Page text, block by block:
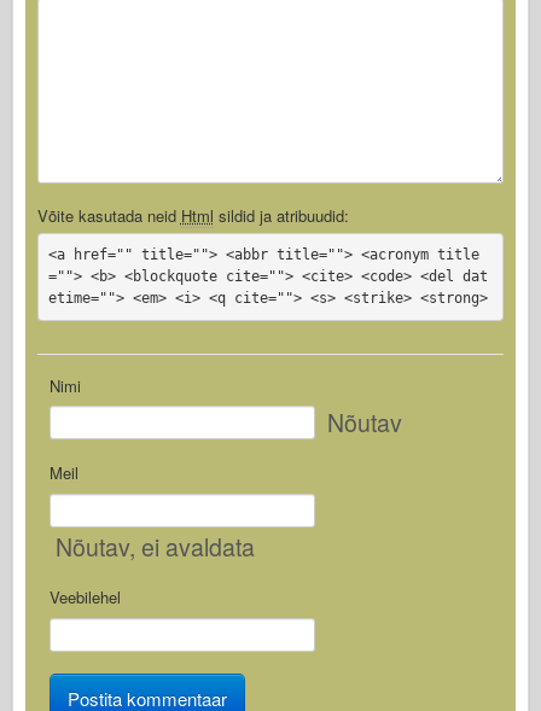
Võite kasutada neid Html sildid ja atribuudid:
<a href="" title=""> <abbr title=""> <acronym title
=""> <b> <blockquote cite=""> <cite> <code> <del dat
etime=""> <em> <i> <q cite=""> <s> <strike> <strong>
Nimi
Nõutav
Meil
Nõutav, ei avaldata
Veebilehel